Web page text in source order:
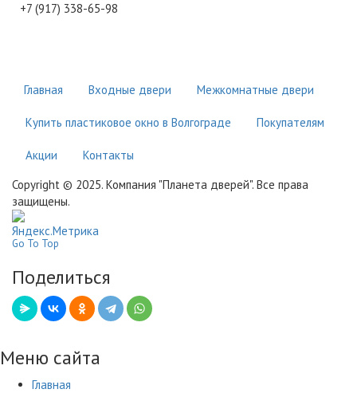
+7 (917) 338-65-98
Главная Входные двери Межкомнатные двери
Купить пластиковое окно в Волгограде Покупателям
Акции
Контакты
Copyright © 2025. Компания "Планета дверей". Все права
защищены.
Go To Top
Поделиться
Меню сайта
Главная